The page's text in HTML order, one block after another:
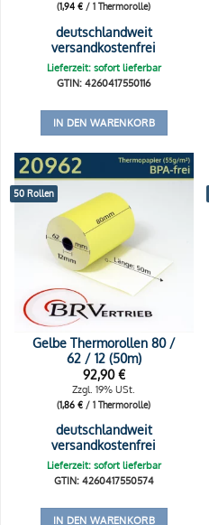
(1,94€ / 1 Thermorolle)
deutschlandweit
versandkostenfrei
Lieferzeit: sofort lieferbar
GTIN: 4260417550116
IN DEN WARENKORB
50 Rollen
Gelbe Thermorollen 80 /
62 / 12 (50m)
92,90€
Zzgl. 19% USt.
(1,86€ / 1 Thermorolle)
deutschlandweit
versandkostenfrei
Lieferzeit: sofort lieferbar
GTIN: 4260417550574
IN DEN WARENKORB